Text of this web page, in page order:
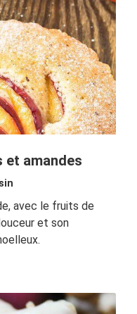
et amandes
avec le fruits de
et son